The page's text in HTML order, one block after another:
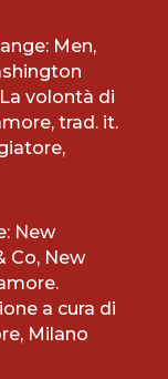
Men,
volontà di
trad. it.
New
Co, New
a cura di
Milano